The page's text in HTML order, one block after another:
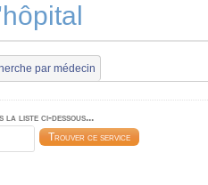
actif) par médecin
la liste ci-dessous...